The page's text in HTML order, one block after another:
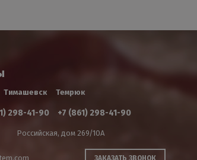
Тимашевск Темрюк
298-41-90 +7 (861) 298-41-90
Российская, дом 269/10А
ЗАКАЗАТЬ ЗВОНОК